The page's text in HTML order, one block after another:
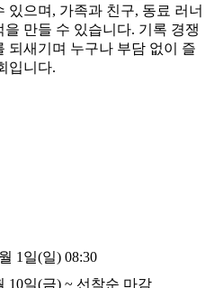
있으며, 가족과 친구, 동료 러너
만들 수 있습니다. 기록 경쟁
되새기며 누구나 부담 없이 즐
입니다.
1일(일) 08:30
10일(금) ~ 선착순 마감